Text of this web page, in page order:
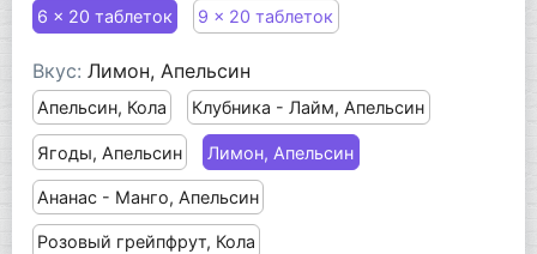
6 x 20 таблеток 9 x 20 таблеток
Вкус: Лимон, Апельсин
Апельсин, Кола Клубника - Лайм, Апельсин
Ягоды, Апельсин Лимон, Апельсин
Ананас - Манго, Апельсин
Розовый грейпфрут, Кола